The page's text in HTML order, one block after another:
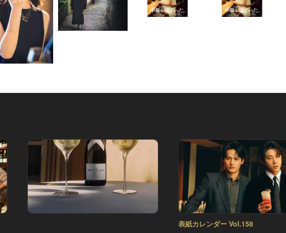
表紙カレンダー Vol.158